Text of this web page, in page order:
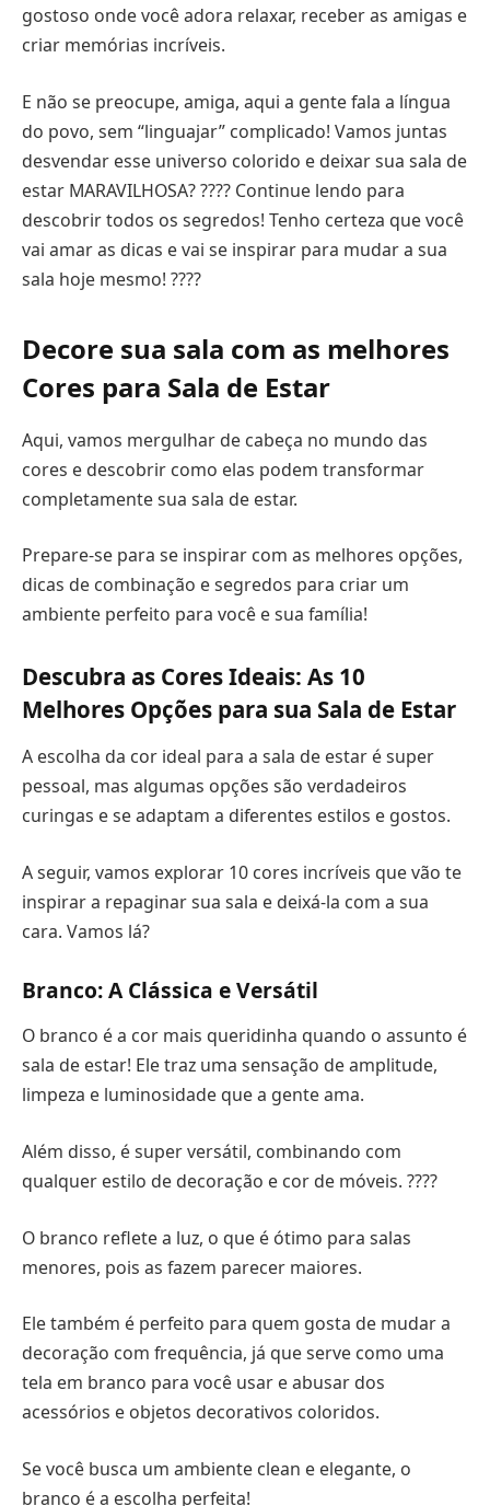
gostoso onde você adora relaxar, receber as amigas e
criar memórias incríveis.
E não se preocupe, amiga, aqui a gente fala a língua
do povo, sem “linguajar” complicado! Vamos juntas
desvendar esse universo colorido e deixar sua sala de
estar MARAVILHOSA? ???? Continue lendo para
descobrir todos os segredos! Tenho certeza que você
vai amar as dicas e vai se inspirar para mudar a sua
sala hoje mesmo! ????
Decore sua sala com as melhores
Cores para Sala de Estar
Aqui, vamos mergulhar de cabeça no mundo das
cores e descobrir como elas podem transformar
completamente sua sala de estar.
Prepare-se para se inspirar com as melhores opções,
dicas de combinação e segredos para criar um
ambiente perfeito para você e sua família!
Descubra as Cores Ideais: As 10
Melhores Opções para sua Sala de Estar
A escolha da cor ideal para a sala de estar é super
pessoal, mas algumas opções são verdadeiros
curingas e se adaptam a diferentes estilos e gostos.
A seguir, vamos explorar 10 cores incríveis que vão te
inspirar a repaginar sua sala e deixá-la com a sua
cara. Vamos lá?
Branco: A Clássica e Versátil
O branco é a cor mais queridinha quando o assunto é
sala de estar! Ele traz uma sensação de amplitude,
limpeza e luminosidade que a gente ama.
Além disso, é super versátil, combinando com
qualquer estilo de decoração e cor de móveis. ????
O branco reflete a luz, o que é ótimo para salas
menores, pois as fazem parecer maiores.
Ele também é perfeito para quem gosta de mudar a
decoração com frequência, já que serve como uma
tela em branco para você usar e abusar dos
acessórios e objetos decorativos coloridos.
Se você busca um ambiente clean e elegante, o
branco é a escolha perfeita!